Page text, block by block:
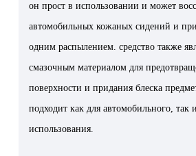
он прост в использовании и может
автомобильных кожаных сидений и
одним распылением. средство также
смазочным материалом для
поверхности и придания блеска
подходит как для автомобильного, так
использования.